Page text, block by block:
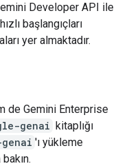
Developer API ile
başlangıçları
yer almaktadır.
de Gemini Enterprise
genai kitaplığı
'ı yükleme